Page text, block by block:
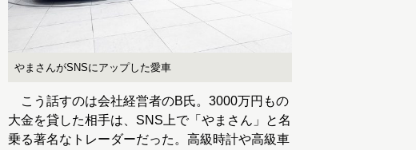
やまさんがSNSにアップした愛車
こう話すのは会社経営者のB氏。3000万円もの
大金を貸した相手は、SNS上で「やまさん」と名
乗る著名なトレーダーだった。高級時計や高級車